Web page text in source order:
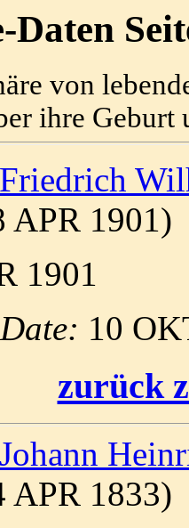
Daten
von
ihre Geburt
APR 1901)
1901
Date: 10
zurück
APR 1833)